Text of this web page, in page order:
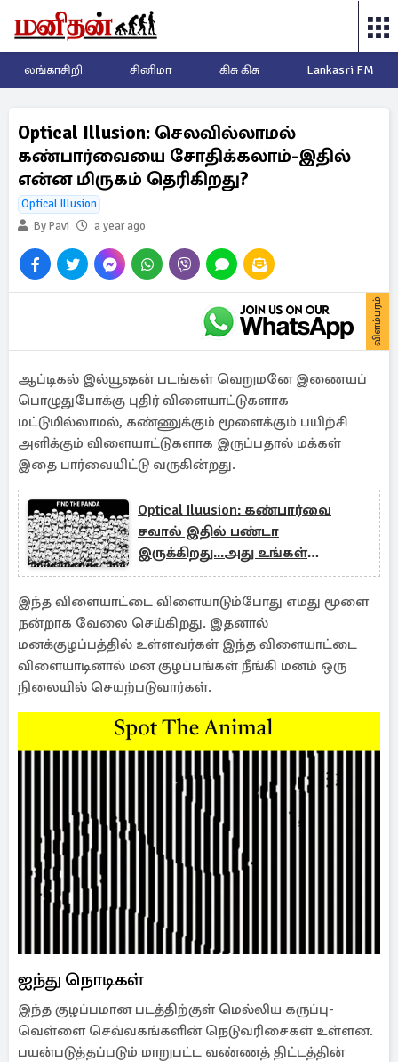
லங்காசிறி சினிமா கிசு கிசு Lankasri FM
Optical Illusion: செலவில்லாமல்
கண்பார்வையை சோதிக்கலாம்-இதில்
என்ன மிருகம் தெரிகிறது?
Optical Illusion
By Pavi
a year ago
விளம்பரம்
ஆப்டிகல் இல்யூஷன் படங்கள் வெறுமனே இணையப்
பொழுதுபோக்கு புதிர் விளையாட்டுகளாக
மட்டுமில்லாமல், கண்ணுக்கும் மூளைக்கும் பயிற்சி
அளிக்கும் விளையாட்டுகளாக இருப்பதால் மக்கள்
இதை பார்வையிட்டு வருகின்றது.
Optical Iluusion: கண்பார்வை
சவால் இதில் பண்டா
இருக்கிறது...அது உங்கள்
கண்களுக்கு தெரிகிறதா?
இந்த விளையாட்டை விளையாடும்போது எமது மூளை
நன்றாக வேலை செய்கிறது. இதனால்
மனக்குழப்பத்தில் உள்ளவர்கள் இந்த விளையாட்டை
விளையாடினால் மன குழப்பங்கள் நீங்கி மனம் ஒரு
நிலையில் செயற்படுவார்கள்.
ஐந்து நொடிகள்
இந்த குழப்பமான படத்திற்குள் மெல்லிய கருப்பு-
வெள்ளை செவ்வகங்களின் நெடுவரிசைகள் உள்ளன.
பயன்படுத்தப்படும் மாறுபட்ட வண்ணத் திட்டத்தின்